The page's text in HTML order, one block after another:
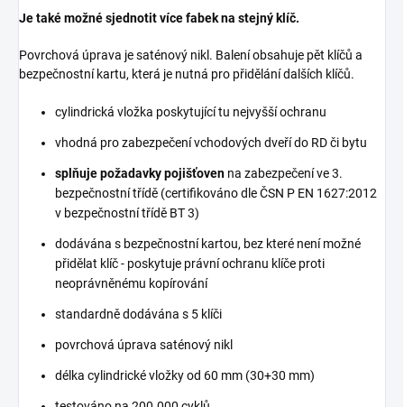
Je také možné sjednotit více fabek na stejný klíč.
Povrchová úprava je saténový nikl. Balení obsahuje pět klíčů a
bezpečnostní kartu, která je nutná pro přidělání dalších klíčů.
cylindrická vložka poskytující tu nejvyšší ochranu
vhodná pro zabezpečení vchodových dveří do RD či bytu
splňuje požadavky pojišťoven na zabezpečení ve 3.
bezpečnostní třídě (certifikováno dle ČSN P EN 1627:2012
v bezpečnostní třídě BT 3)
dodávána s bezpečnostní kartou, bez které není možné
přidělat klíč - poskytuje právní ochranu klíče proti
neoprávněnému kopírování
standardně dodávána s 5 klíči
povrchová úprava saténový nikl
délka cylindrické vložky od 60 mm (30+30 mm)